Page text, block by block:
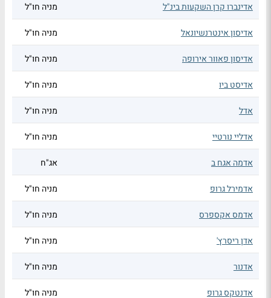
אדינברו קרן השקעות בינ"ל מניה חו"ל
אדיסון אינטרנשיונאל מניה חו"ל
אדיסון פאוור אירופה מניה חו"ל
אדיסט ביו מניה חו"ל
אדל מניה חו"ל
אדליי נורטיי מניה חו"ל
אדמה אגח ב אג"ח
אדמירל גרופ מניה חו"ל
אדמס אקספרס מניה חו"ל
אדן ריסרץ' מניה חו"ל
אדנור מניה חו"ל
אדנטקס גרופ מניה חו"ל